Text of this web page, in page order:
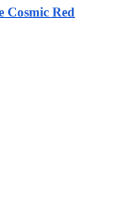
Cosmic Red